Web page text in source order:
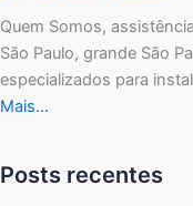
Quem Somos,
São Paulo, grande São
especializados para
Mais…
Posts recentes